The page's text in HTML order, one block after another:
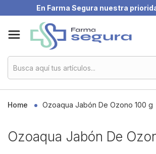
En Farma Segura nuestra
to
Content
Home Ozoaqua Jabón De Ozono 100 g
Ozoaqua Jabón De